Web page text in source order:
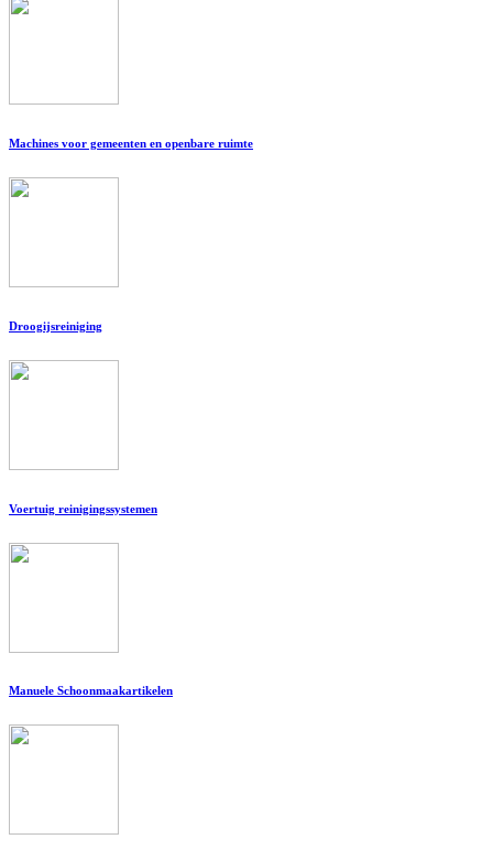
Machines voor gemeenten en openbare ruimte
Droogijsreiniging
Voertuig reinigingssystemen
Manuele Schoonmaakartikelen